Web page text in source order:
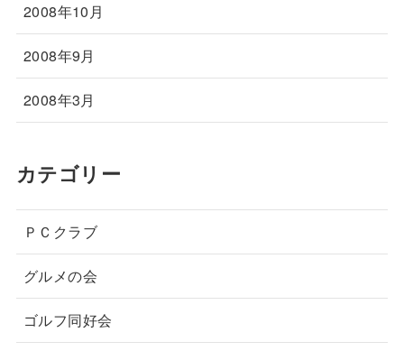
2008年10月
2008年9月
2008年3月
カテゴリー
ＰＣクラブ
グルメの会
ゴルフ同好会